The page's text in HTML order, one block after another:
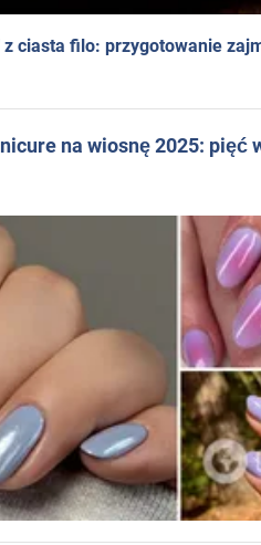
z ciasta filo: przygotowanie
na wiosnę 2025: pięć